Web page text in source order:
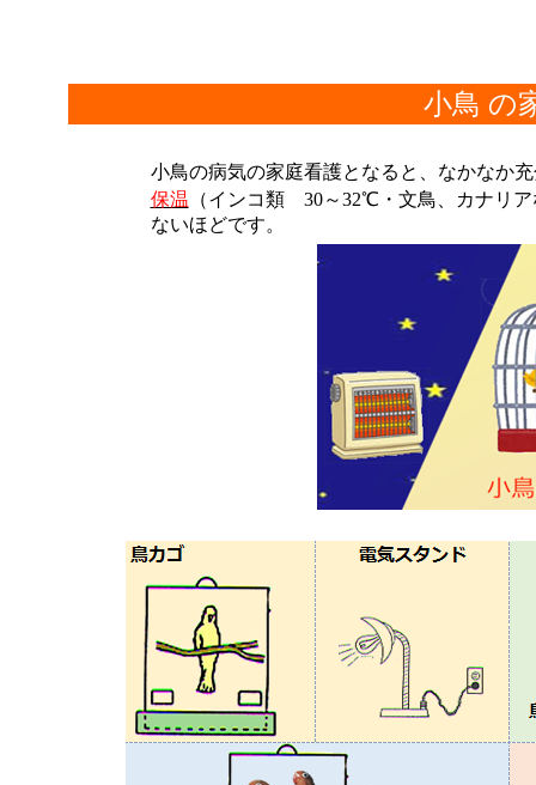
小鳥 の
小鳥の病気の家庭看護となると、なかなか
保温 （インコ類 30～32℃・文鳥、カナリ
ないほどです。